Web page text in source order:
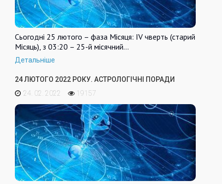
Сьогодні 25 лютого – фаза Місяця: IV чверть (старий
Місяць), з 03:20 – 25-й місячний…
Детальніше
24 ЛЮТОГО 2022 РОКУ. АСТРОЛОГІЧНІ ПОРАДИ
24. 02. 2022
19157